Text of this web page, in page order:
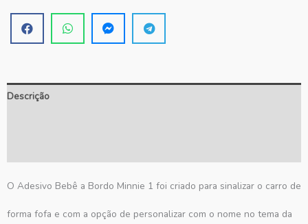
Descrição
O Adesivo Bebê a Bordo Minnie 1 foi criado para sinalizar o carro de
forma fofa e com a opção de personalizar com o nome no tema da